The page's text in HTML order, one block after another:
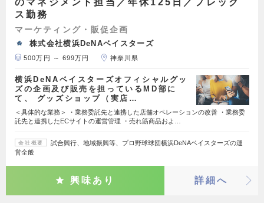
のマネジメント担当／年休125日／フレック
ス勤務
マーケティング・販促企画
株式会社横浜DeNAベイスターズ
500万円 ～ 699万円 神奈川県
横浜DeNAベイスターズオフィシャルグッ
ズの企画及び販売を担っているMD部に
て、 グッズショップ（実店…
＜具体的な業務＞ ・業務委託先と連携した店舗オペレーションの改善 ・業務委
託先と連携したECサイトの運営管理 ・売れ筋商品およ…
会社概要
試合興行、地域振興等、プロ野球球団横浜DeNAベイスターズの運
営全般
興味あり 詳細へ